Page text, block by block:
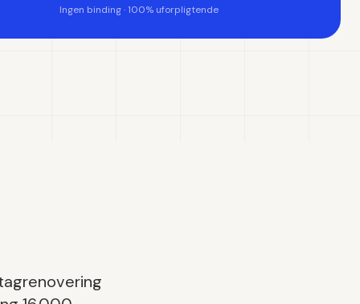
Ingen binding · 100% uforpligtende